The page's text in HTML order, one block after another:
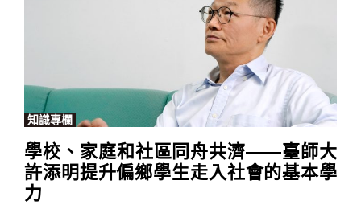
知識專欄
學校、家庭和社區同舟共濟——臺師大
許添明提升偏鄉學生走入社會的基本學
力